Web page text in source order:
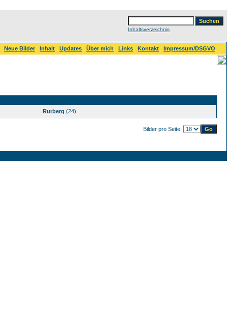
Inhaltsverzeichnis
Neue Bilder Inhalt Updates Über mich Links Kontakt
Impressum/DSGVO
Rurberg (24)
Bilder pro Seite: